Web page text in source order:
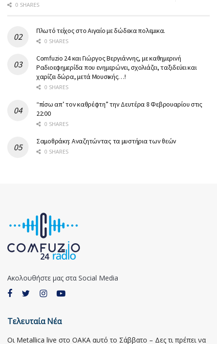
0 SHARES
Πλωτό τείχος στο Αιγαίο με δώδεκα πολεμικα.
0 SHARES
Comfuzio 24 και Γιώργος Βεργιάννης, με καθημερινή
Ραδιοεφημερίδα που ενημερώνει, σχολιάζει, ταξιδεύει και
χαρίζει δώρα, μετά Μουσικής…!
0 SHARES
“πίσω απ’ τον καθρέφτη” την Δευτέρα 8 Φεβρουαρίου στις
22:00
0 SHARES
Σαμοθράκη: Αναζητώντας τα μυστήρια των θεών
0 SHARES
Ακολουθήστε μας στα Social Media
Τελευταία Νέα
Οι Metallica live στο ΟΑΚΑ αυτό το Σάββατο – Δες τι πρέπει να